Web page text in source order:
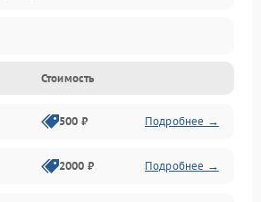
Стоимость
500 ₽ Подробнее →
2000 ₽ Подробнее →